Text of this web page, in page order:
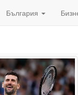
България